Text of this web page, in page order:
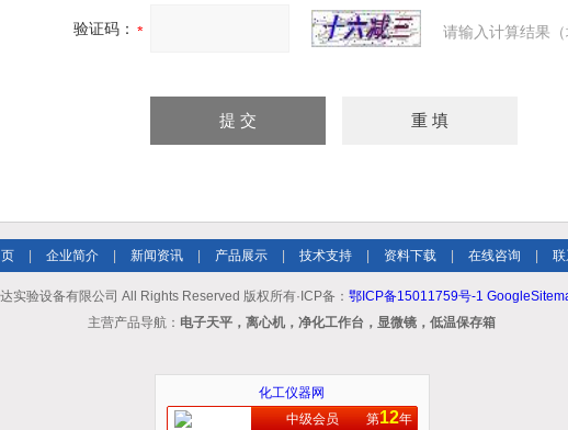
验证码： 请输入计算结果
企业简介 新闻资讯 产品展示 技术支持 资料下载 在线咨询 联
实验设备有限公司 All Rights Reserved 版权所有·ICP备： 鄂ICP备15011759号-1
主营产品导航： 电子天平，离心机，净化工作台，显微镜，低温保存箱
化工仪器网
中级会员
第12年